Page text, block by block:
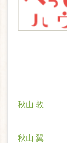
秋山 敦
秋山 翼